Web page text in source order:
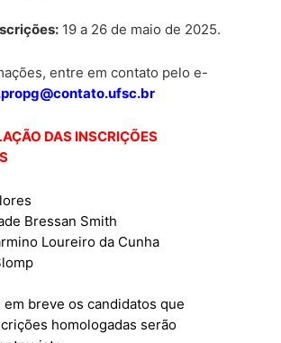
19 a 26 de maio de 2025.
entre em contato pelo e-
DAS INSCRIÇÕES
Bressan Smith
Loureiro da Cunha
breve os candidatos que
homologadas serão